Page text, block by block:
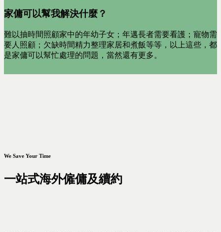
家傭可以幫我解決什麼？
難以抽時間照顧家中的年幼子女；年邁長者需要看護；寵物需
要人照顧；欠缺時間精力整理家居和煮飯等等，以上這些，都
是家傭可以幫忙處理的問題，當然還有更多。
We Save Your Time
一站式海外僱傭及續約